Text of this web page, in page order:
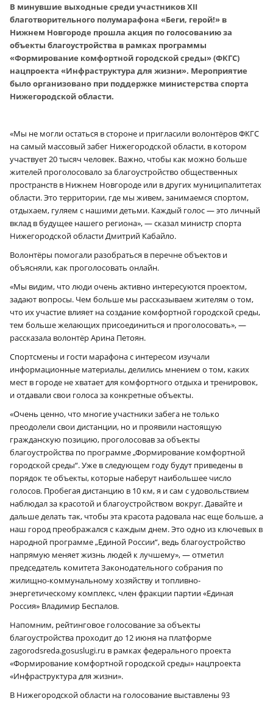
В минувшие выходные среди участников XII
благотворительного полумарафона «Беги, герой!» в
Нижнем Новгороде прошла акция по голосованию за
объекты благоустройства в рамках программы
«Формирование комфортной городской среды» (ФКГС)
нацпроекта «Инфраструктура для жизни». Мероприятие
было организовано при поддержке министерства спорта
Нижегородской области.
«Мы не могли остаться в стороне и пригласили волонтёров ФКГС
на самый массовый забег Нижегородской области, в котором
участвует 20 тысяч человек. Важно, чтобы как можно больше
жителей проголосовало за благоустройство общественных
пространств в Нижнем Новгороде или в других муниципалитетах
области. Это территории, где мы живем, занимаемся спортом,
отдыхаем, гуляем с нашими детьми. Каждый голос — это личный
вклад в будущее нашего региона», — сказал министр спорта
Нижегородской области Дмитрий Кабайло.
Волонтёры помогали разобраться в перечне объектов и
объясняли, как проголосовать онлайн.
«Мы видим, что люди очень активно интересуются проектом,
задают вопросы. Чем больше мы рассказываем жителям о том,
что их участие влияет на создание комфортной городской среды,
тем больше желающих присоединиться и проголосовать», —
рассказала волонтёр Арина Петоян.
Спортсмены и гости марафона с интересом изучали
информационные материалы, делились мнением о том, каких
мест в городе не хватает для комфортного отдыха и тренировок,
и отдавали свои голоса за конкретные объекты.
«Очень ценно, что многие участники забега не только
преодолели свои дистанции, но и проявили настоящую
гражданскую позицию, проголосовав за объекты
благоустройства по программе „Формирование комфортной
городской среды“. Уже в следующем году будут приведены в
порядок те объекты, которые наберут наибольшее число
голосов. Пробегая дистанцию в 10 км, я и сам с удовольствием
наблюдал за красотой и благоустройством вокруг. Давайте и
дальше делать так, чтобы эта красота радовала нас еще больше, а
наш город преображался с каждым днем. Это одно из ключевых в
народной программе „Единой России“, ведь благоустройство
напрямую меняет жизнь людей к лучшему», — отметил
председатель комитета Законодательного собрания по
жилищно-коммунальному хозяйству и топливно-
энергетическому комплекс, член фракции партии «Единая
Россия» Владимир Беспалов.
Напомним, рейтинговое голосование за объекты
благоустройства проходит до 12 июня на платформе
zagorodsreda.gosuslugi.ru в рамках федерального проекта
«Формирование комфортной городской среды» нацпроекта
«Инфраструктура для жизни».
В Нижегородской области на голосование выставлены 93